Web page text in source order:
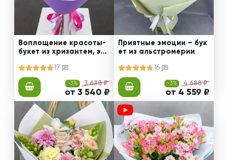
Воплощение красоты-
букет из хризантем, эус
17
-3% 3 638 ₽
от 3 540 ₽
Приятные эмоции – бук
ет из альстромерии
16
-3% 4 688 ₽
от 4 559 ₽